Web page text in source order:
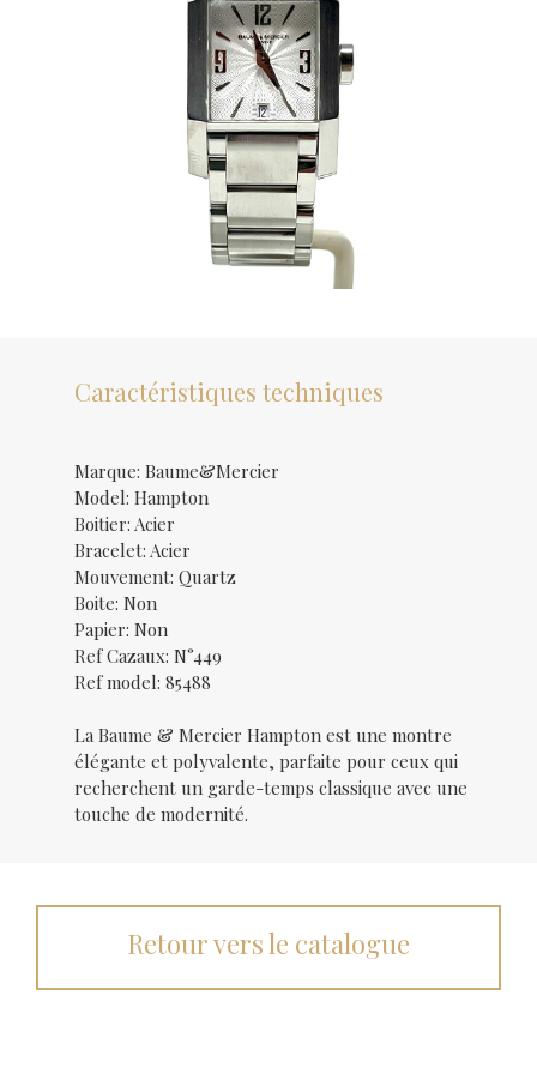
Caractéristiques techniques
Marque: Baume&Mercier
Model: Hampton
Boitier: Acier
Bracelet: Acier
Mouvement: Quartz
Boite: Non
Papier: Non
Ref Cazaux: N°449
Ref model: 85488
La Baume & Mercier Hampton est une montre
élégante et polyvalente, parfaite pour ceux qui
recherchent un garde-temps classique avec une
touche de modernité.
Retour vers le catalogue